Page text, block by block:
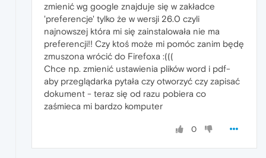
zmienić wg google znajduje się w zakładce
'preferencje' tylko że w wersji 26.0 czyli
najnowszej która mi się zainstalowała nie ma
preferencji!! Czy ktoś może mi pomóc zanim będę
zmuszona wrócić do Firefoxa :(((
Chce np. zmienić ustawienia plików word i pdf-
aby przeglądarka pytała czy otworzyć czy zapisać
dokument - teraz się od razu pobiera co
zaśmieca mi bardzo komputer
0